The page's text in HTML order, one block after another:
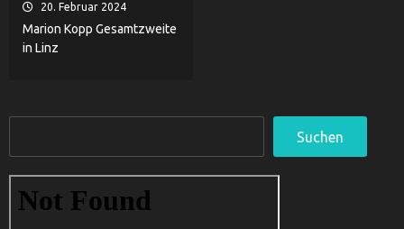
20. Februar 2024
Marion Kopp Gesamtzweite
in Linz
Suchen